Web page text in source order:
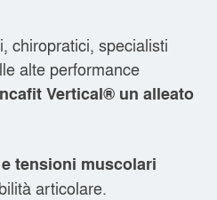
chiropratici, specialisti
alte performance
Vertical® un alleato
tensioni muscolari
articolare.